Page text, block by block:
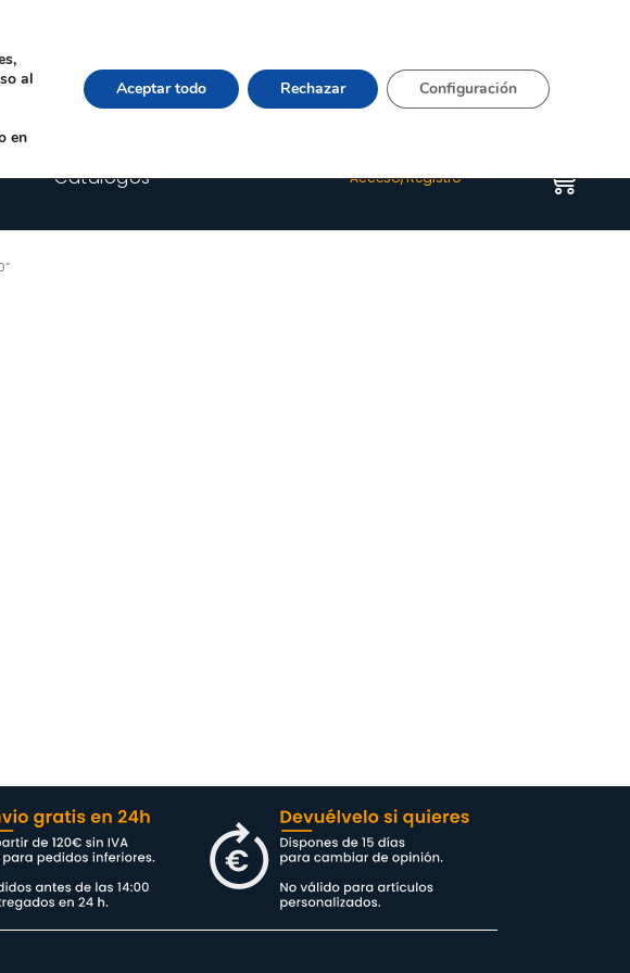
Quienes somos Happyblog Contacto
Catálogos Acceso/Registro
al
en
Aceptar todo Rechazar Configuración